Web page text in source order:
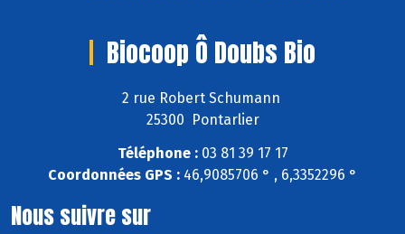
Biocoop Ô Doubs Bio
2 rue Robert Schumann
25300 Pontarlier
Téléphone :03 81 39 17 17
Coordonnées GPS : 46,9085706 ° , 6,3352296 °
Nous suivre sur